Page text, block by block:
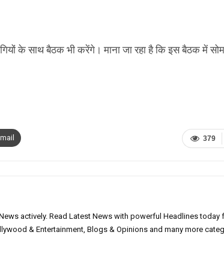
के साथ बैठक भी करेंगे। माना जा रहा है कि इस बैठक में
379
actively. Read Latest News with powerful Headlines today
& Entertainment, Blogs & Opinions and many more